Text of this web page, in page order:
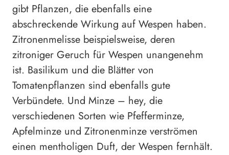
gibt Pflanzen, die ebenfalls eine
abschreckende Wirkung auf Wespen haben.
Zitronenmelisse beispielsweise, deren
zitroniger Geruch für Wespen unangenehm
ist. Basilikum und die Blätter von
Tomatenpflanzen sind ebenfalls gute
Verbündete. Und Minze – hey, die
verschiedenen Sorten wie Pfefferminze,
Apfelminze und Zitronenminze verströmen
einen mentholigen Duft, der Wespen fernhält.